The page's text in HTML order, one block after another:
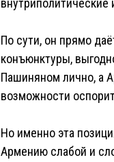
По сути, он прямо
конъюнктуры,
Пашиняном лично, а
возможности
Но именно эта
Армению слабой и